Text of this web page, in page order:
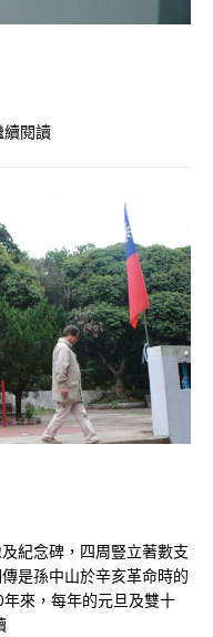
續閱讀
紀念碑，四周豎立著數支
是孫中山於辛亥革命時的
來，每年的元旦及雙十